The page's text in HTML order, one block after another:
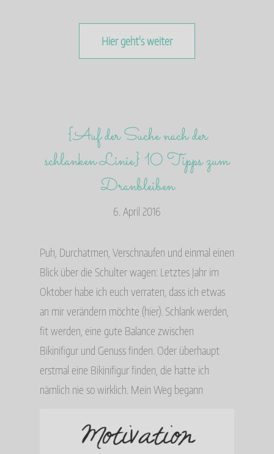
Hier geht's weiter
{Auf der Suche nach der
schlanken Linie} 10 Tipps zum
Dranbleiben
6. April 2016
Puh, Durchatmen, Verschnaufen und einmal einen
Blick über die Schulter wagen: Letztes Jahr im
Oktober habe ich euch verraten, dass ich etwas
an mir verändern möchte (hier). Schlank werden,
fit werden, eine gute Balance zwischen
Bikinifigur und Genuss finden. Oder überhaupt
erstmal eine Bikinifigur finden, die hatte ich
nämlich nie so wirklich. Mein Weg begann